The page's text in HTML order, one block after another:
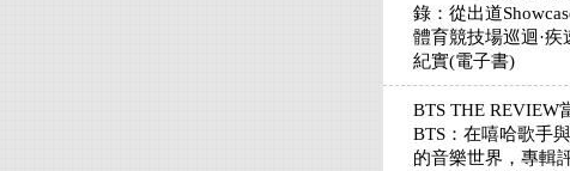
錄：從出道
體育競技場巡迴·疾
紀實(電子書)
BTS THE REVIEW
BTS：在嘻哈歌手
的音樂世界，專輯